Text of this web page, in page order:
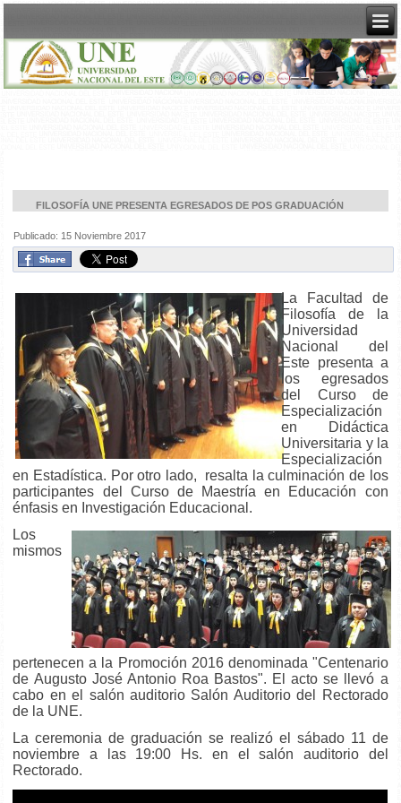
FILOSOFÍA UNE PRESENTA EGRESADOS DE POS GRADUACIÓN
Publicado: 15 Noviembre 2017
La Facultad de
Filosofía de la
Universidad
Nacional del
Este presenta a
los egresados
del Curso de
Especialización
en Didáctica
Universitaria y la
Especialización
en Estadística. Por otro lado, resalta la culminación de los
participantes del Curso de Maestría en Educación con
énfasis en Investigación Educacional.
Los
mismos
pertenecen a la Promoción 2016 denominada "Centenario
de Augusto José Antonio Roa Bastos". El acto se llevó a
cabo en el salón auditorio Salón Auditorio del Rectorado
de la UNE.
La ceremonia de graduación se realizó el sábado 11 de
noviembre a las 19:00 Hs. en el salón auditorio del
Rectorado.